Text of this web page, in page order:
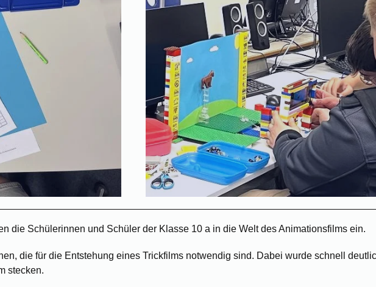
die Schülerinnen und Schüler der Klasse 10 a in die Welt des Animationsfilms ein.
die für die Entstehung eines Trickfilms notwendig sind. Dabei wurde schnell
stecken.